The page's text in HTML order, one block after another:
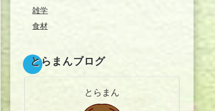
雑学
食材
とらまんブログ
とらまん